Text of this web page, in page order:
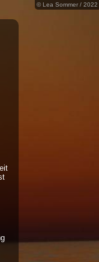
© Lea Sommer / 2022